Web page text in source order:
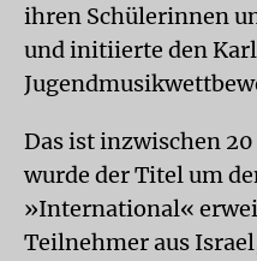
ihren Schülerinnen
und initiierte den
Das ist inzwischen
wurde der Titel um
»International«
Teilnehmer aus